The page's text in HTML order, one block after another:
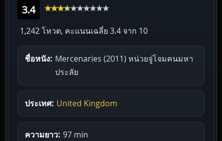
3.4
1,242 โหวต, คะแนนเฉลี่ย 3.4 จาก 10
ชื่อหนัง: Mercenaries (2011) หน่วยจู่โจมคนมหา
ประลัย
ประเทศ: United Kingdom
ความยาว: 97 min